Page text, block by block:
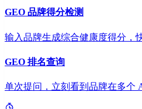
GEO 品牌得分检测
输入品牌生成综合健康度得分，
GEO 排名查询
单次提问，立刻看到品牌在多个